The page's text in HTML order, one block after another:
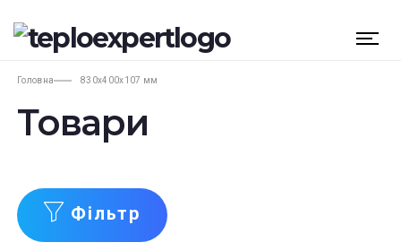
Головна 830х400х107 мм
Товари
Фільтр